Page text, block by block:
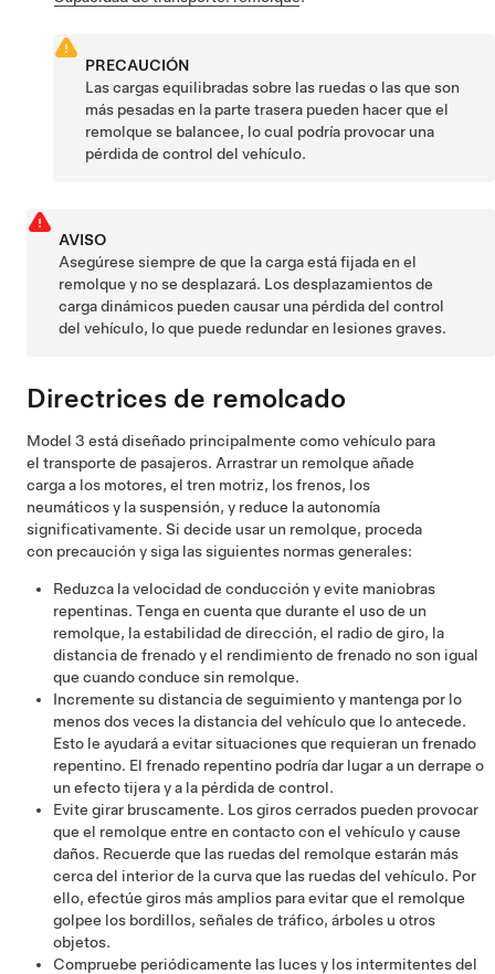
PRECAUCIÓN
Las cargas equilibradas sobre las ruedas o las que son
más pesadas en la parte trasera pueden hacer que el
remolque se balancee, lo cual podría provocar una
pérdida de control del vehículo.
AVISO
Asegúrese siempre de que la carga está fijada en el
remolque y no se desplazará. Los desplazamientos de
carga dinámicos pueden causar una pérdida del control
del vehículo, lo que puede redundar en lesiones graves.
Directrices de remolcado
Model 3 está diseñado principalmente como vehículo para
el transporte de pasajeros. Arrastrar un remolque añade
carga a los motores, el tren motriz, los frenos, los
neumáticos y la suspensión, y reduce la autonomía
significativamente. Si decide usar un remolque, proceda
con precaución y siga las siguientes normas generales:
Reduzca la velocidad de conducción y evite maniobras
repentinas. Tenga en cuenta que durante el uso de un
remolque, la estabilidad de dirección, el radio de giro, la
distancia de frenado y el rendimiento de frenado no son igual
que cuando conduce sin remolque.
Incremente su distancia de seguimiento y mantenga por lo
menos dos veces la distancia del vehículo que lo antecede.
Esto le ayudará a evitar situaciones que requieran un frenado
repentino. El frenado repentino podría dar lugar a un derrape o
un efecto tijera y a la pérdida de control.
Evite girar bruscamente. Los giros cerrados pueden provocar
que el remolque entre en contacto con el vehículo y cause
daños. Recuerde que las ruedas del remolque estarán más
cerca del interior de la curva que las ruedas del vehículo. Por
ello, efectúe giros más amplios para evitar que el remolque
golpee los bordillos, señales de tráfico, árboles u otros
objetos.
Compruebe periódicamente las luces y los intermitentes del